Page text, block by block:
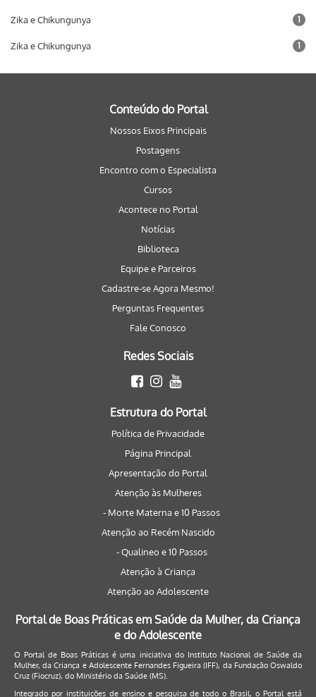
Zika e Chikungunya 1
Zika e Chikungunya 1
Conteúdo do Portal
Nossos Eixos Principais
Postagens
Encontro com o Especialista
Cursos
Acontece no Portal
Notícias
Biblioteca
Equipe e Parceiros
Cadastre-se Agora Mesmo!
Perguntas Frequentes
Fale Conosco
Redes Sociais
Estrutura do Portal
Política de Privacidade
Página Principal
Apresentação do Portal
Atenção às Mulheres
- Morte Materna e 10 Passos
Atenção ao Recém Nascido
- Qualineo e 10 Passos
Atenção à Criança
Atenção ao Adolescente
Portal de Boas Práticas em Saúde da Mulher, da Criança
e do Adolescente
O Portal de Boas Práticas é uma iniciativa do Instituto Nacional de Saúde da
Mulher, da Criança e Adolescente Fernandes Figueira (IFF), da Fundação Oswaldo
Cruz (Fiocruz), do Ministério da Saúde (MS).
Integrado por instituições de ensino e pesquisa de todo o Brasil, o Portal está